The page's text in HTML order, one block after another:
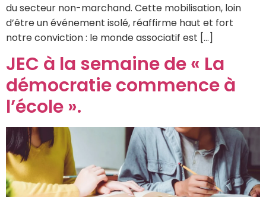
du secteur non-marchand. Cette mobilisation, loin
d’être un événement isolé, réaffirme haut et fort
notre conviction : le monde associatif est […]
JEC à la semaine de « La
démocratie commence à
l’école ».